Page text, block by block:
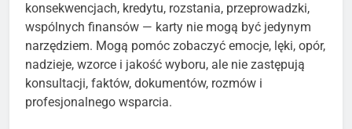
konsekwencjach, kredytu, rozstania, przeprowadzki,
wspólnych finansów — karty nie mogą być jedynym
narzędziem. Mogą pomóc zobaczyć emocje, lęki, opór,
nadzieje, wzorce i jakość wyboru, ale nie zastępują
konsultacji, faktów, dokumentów, rozmów i
profesjonalnego wsparcia.